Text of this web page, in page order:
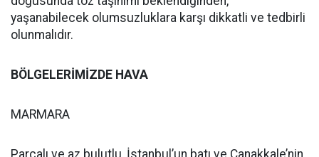
yaşanabilecek olumsuzluklara karşı dikkatli ve tedbirli
olunmalıdır.
BÖLGELERİMİZDE HAVA
MARMARA
Parçalı ve az bulutlu, İstanbul’un batı ve Çanakkale’nin